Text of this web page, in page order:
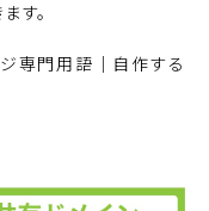
す。
専門用語｜自作する